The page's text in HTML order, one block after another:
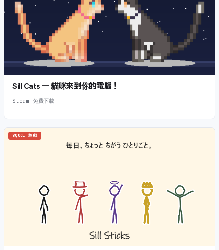
Sill Cats — 貓咪來到你的電腦！
Steam 免費下載
SQOOL 遊戲